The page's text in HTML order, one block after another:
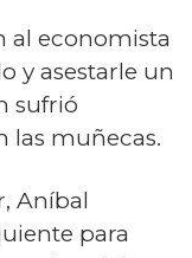
al economista
y asestarle un
sufrió
las muñecas.
Aníbal
para